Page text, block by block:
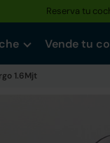
Reserva tu
Vende tu
1.6Mjt